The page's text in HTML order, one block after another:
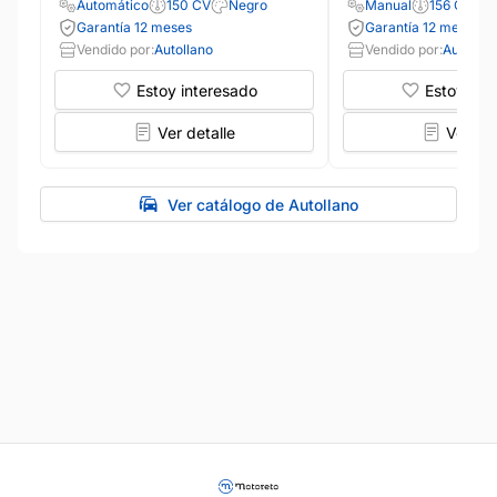
Automático
150 CV
Negro
Garantía 12 meses
Vendido por:Autollano
Estoy interesado
Ver detalle
Manual
156 CV
Garantía 12 meses
Vendido por:
Estoy
Ver
Ver catálogo de Autollano